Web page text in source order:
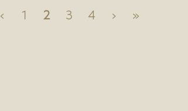
‹ 1 2 3 4 › »